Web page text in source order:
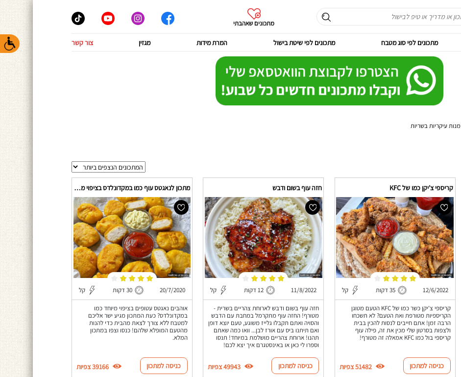
מתכונים שאהבתי
מתכונים לפי סוג מטבח מתכונים לפי שיטת בישול המרת מידות מגזין צור קשר
מנות עיקריות בשריות
קריספי צ'יקן כמו של KFC
12/6/2022 35 דקות קל
קריספי צ'יקן כשר כמו של KFC הטעם מטוגן
הקריספיות מטורפת ואת הטעם? לא תשכחו
הרבה זמן! אתם חייבים לנסות להכין בבית
ולצפות בסרטון שלי מכין את זה, פילה עוף
קריספי בול כמו KFC אמאלה זה מטורף!
כניסה למתכון 51482 צפיות
חזה עוף בשום ודבש
11/8/2022 12 דקות קל
חזה עוף בשום ודבש לארוחת צהריים בשרית -
מטורף! החזה עוף מתקרמל במחבת עם הדבש
והסויה ואתם תקבלו גלייז משוגע, טעם יוצא דופן
ואם תיתנו ביס עם אורז לבן... וואו כמה שאתם
תהנו! ארוחת צהריים מושלמת במיוחד! תנסו
וספרו לי כאן או באינסטגרם איך יצא לכם!
כניסה למתכון 49943 צפיות
מתכון לנאגטס עוף כמו במקדונלדס בציפוי מיוחד
20/7/2020 30 דקות קל
אוהבים נאגטס עטופים בציפוי מיוחד כמו
במקדונלדס? כעת המתכון מגיע ישר אליכם
למטבח ללא צורך לצאת מהבית כדי להנות
מהטעם המופלא שלהם! כנסו וצפו במתכון
המלא.
כניסה למתכון 39166 צפיות